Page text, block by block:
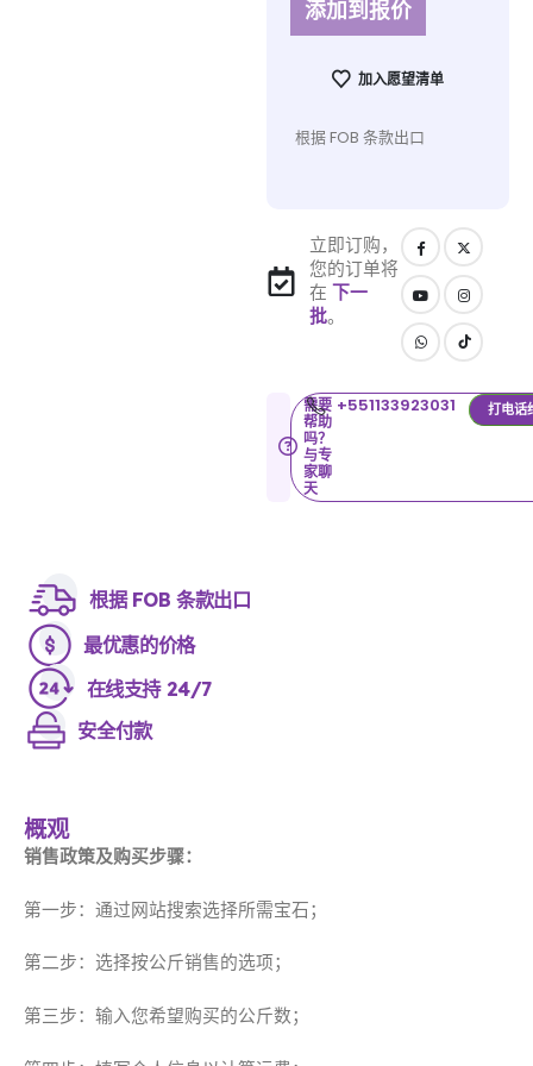
添加到报价
加入愿望清单
根据 FOB 条款出口
立即订购，
您的订单将
在下一
批。
需要
帮助
吗？
与专
家聊
天
+551133923031 打电话
根据 FOB 条款出口
最优惠的价格
在线支持 24/7
安全付款
概观
销售政策及购买步骤：
第一步：通过网站搜索选择所需宝石；
第二步：选择按公斤销售的选项；
第三步：输入您希望购买的公斤数；